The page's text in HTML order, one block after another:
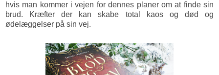
hvis man kommer i vejen for dennes planer om at finde sin
brud. Kræfter der kan skabe total kaos og død og
ødelæggelser på sin vej.